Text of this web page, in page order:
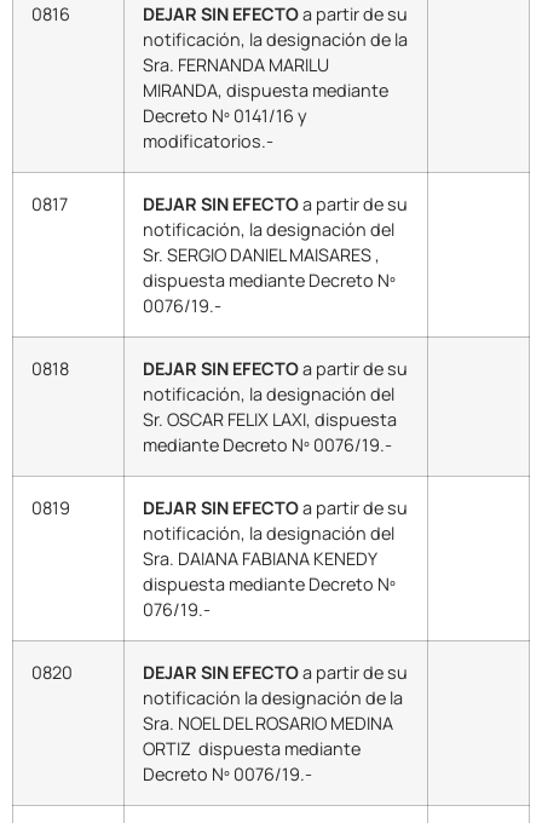
0816 DEJAR SIN EFECTOa partir de su
notificación, la designación de la
Sra. FERNANDA MARILU
MIRANDA, dispuesta mediante
Decreto Nº 0141/16 y
modificatorios.-
0817 DEJAR SIN EFECTOa partir de su
notificación, la designación del
Sr. SERGIO DANIEL MAISARES ,
dispuesta mediante Decreto Nº
0076/19.-
0818 DEJAR SIN EFECTOa partir de su
notificación, la designación del
Sr. OSCAR FELIX LAXI, dispuesta
mediante Decreto Nº 0076/19.-
0819 DEJAR SIN EFECTOa partir de su
notificación, la designación del
Sra. DAIANA FABIANA KENEDY
dispuesta mediante Decreto Nº
076/19.-
0820 DEJAR SIN EFECTOa partir de su
notificación la designación de la
Sra. NOEL DEL ROSARIO MEDINA
ORTIZ dispuesta mediante
Decreto Nº 0076/19.-